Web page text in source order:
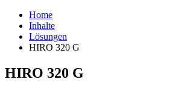
Home
Inhalte
Lösungen
HIRO 320 G
HIRO 320 G